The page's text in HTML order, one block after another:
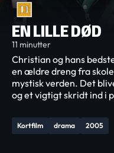
EN LILLE DØD
11 minutter
Kortfilm drama 2005
Christian og hans
en ældre dreng fra
mystisk verden. Det
og et vigtigt skridt ind i